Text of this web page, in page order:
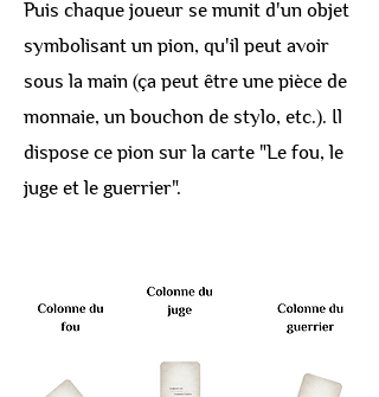
Puis chaque joueur se munit d'un objet
symbolisant un pion, qu'il peut avoir
sous la main (ça peut être une pièce de
monnaie, un bouchon de stylo, etc.). Il
dispose ce pion sur la carte "Le fou, le
juge et le guerrier".